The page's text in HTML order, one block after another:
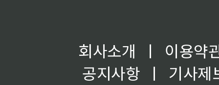
회사소개 ㅣ
이용약
공지사항
ㅣ
기사제